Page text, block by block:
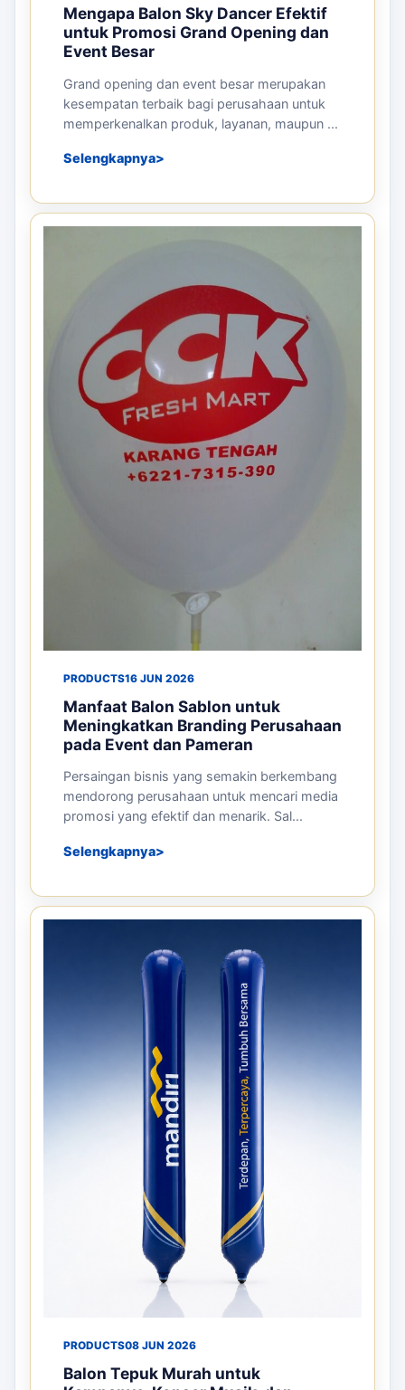
Mengapa Balon Sky Dancer Efektif
untuk Promosi Grand Opening dan
Event Besar
Grand opening dan event besar merupakan
kesempatan terbaik bagi perusahaan untuk
memperkenalkan produk, layanan, maupun ...
Selengkapnya
PRODUCTS16 JUN 2026
Manfaat Balon Sablon untuk
Meningkatkan Branding Perusahaan
pada Event dan Pameran
Persaingan bisnis yang semakin berkembang
mendorong perusahaan untuk mencari media
promosi yang efektif dan menarik. Sal...
Selengkapnya
PRODUCTS08 JUN 2026
Balon Tepuk Murah untuk